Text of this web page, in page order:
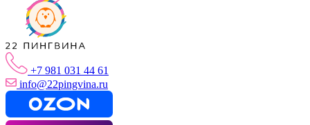
+7 981 031 44 61
info@22pingvina.ru